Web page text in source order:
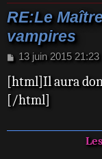
RE:Le
vampires
M
s
s
a
e
13 juin 2015 21:23
[html]Il aura
[/html]